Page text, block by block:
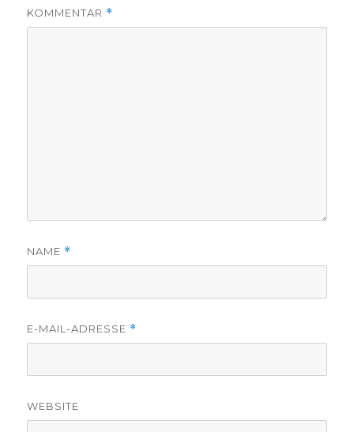
KOMMENTAR *
NAME *
E-MAIL-ADRESSE *
WEBSITE